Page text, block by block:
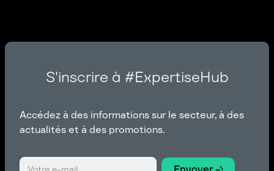
S'inscrire à #ExpertiseHub
Accédez à des informations sur le secteur, à des
actualités et à des promotions.